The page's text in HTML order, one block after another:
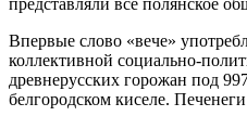
представляли всё полянское
Впервые слово «вече»
коллективной социально-
древнерусских горожан под
белгородском киселе.